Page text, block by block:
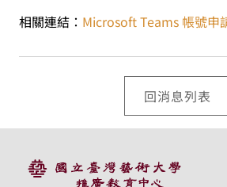
相關連結： Microsoft Teams 帳號申
回消息列表